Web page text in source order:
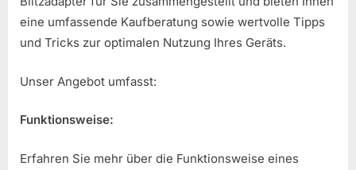
eine umfassende Kaufberatung sowie wertvolle Tipps
und Tricks zur optimalen Nutzung Ihres Geräts.
Unser Angebot umfasst:
Funktionsweise:
Erfahren Sie mehr über die Funktionsweise eines